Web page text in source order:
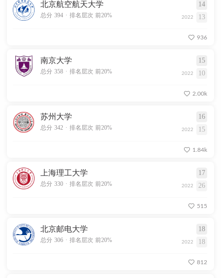
北京航空航天大学 14
总分 394 . 排名层次 前20% 2022 13
936
南京大学 15
总分 358 . 排名层次 前20% 2022 10
2.00k
苏州大学 16
总分 342 . 排名层次 前20% 2022 15
1.84k
上海理工大学 17
总分 330 . 排名层次 前20% 2022 26
515
北京邮电大学 18
总分 306 . 排名层次 前20% 2022 18
812